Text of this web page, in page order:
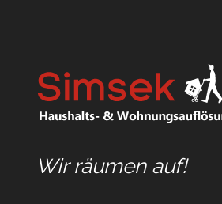
Wir räumen auf!